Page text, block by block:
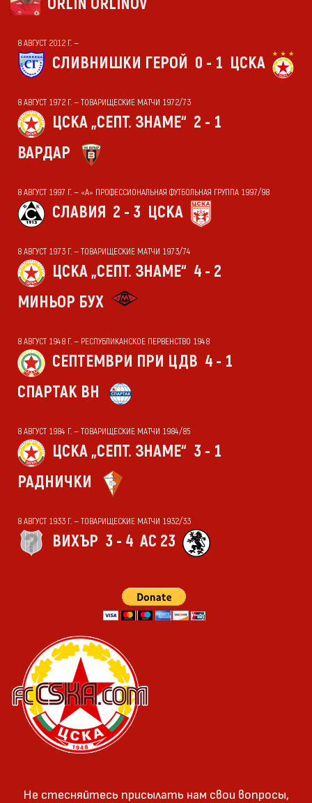
8 АВГУСТ 2012 Г. —
СЛИВНИШКИ ГЕРОЙ 0 - 1 ЦСКА
8 АВГУСТ 1972 Г. — ТОВАРИЩЕСКИЕ МАТЧИ 1972/73
ЦСКА „СЕПТ. ЗНАМЕ“ 2 - 1
ВАРДАР
8 АВГУСТ 1997 Г. — «А» ПРОФЕССИОНАЛЬНАЯ ФУТБОЛЬНАЯ ГРУППА 1997/98
СЛАВИЯ 2 - 3 ЦСКА
8 АВГУСТ 1973 Г. — ТОВАРИЩЕСКИЕ МАТЧИ 1973/74
ЦСКА „СЕПТ. ЗНАМЕ“ 4 - 2
МИНЬОР БУХ
8 АВГУСТ 1948 Г. — РЕСПУБЛИКАНСКОЕ ПЕРВЕНСТВО 1948
СЕПТЕМВРИ ПРИ ЦДВ 4 - 1
СПАРТАК ВН
8 АВГУСТ 1984 Г. — ТОВАРИЩЕСКИЕ МАТЧИ 1984/85
ЦСКА „СЕПТ. ЗНАМЕ“ 3 - 1
РАДНИЧКИ
8 АВГУСТ 1933 Г. — ТОВАРИЩЕСКИЕ МАТЧИ 1932/33
ВИХЪР 3 - 4 АС 23
Не стесняйтесь присылать нам свои вопросы,